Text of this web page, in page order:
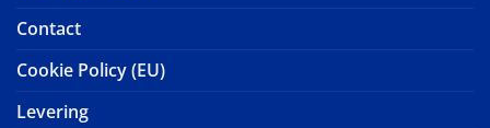
Contact
Cookie Policy (EU)
Levering